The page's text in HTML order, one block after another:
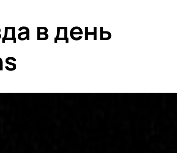
в день